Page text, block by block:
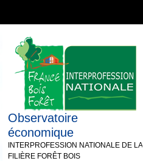
Observatoire
économique
INTERPROFESSION NATIONALE DE LA
FILIÈRE FORÊT BOIS